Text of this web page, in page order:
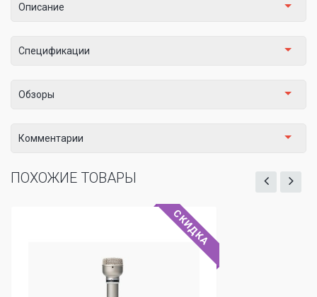
Описание
Спецификации
Обзоры
Комментарии
ПОХОЖИЕ ТОВАРЫ
СКИДКА